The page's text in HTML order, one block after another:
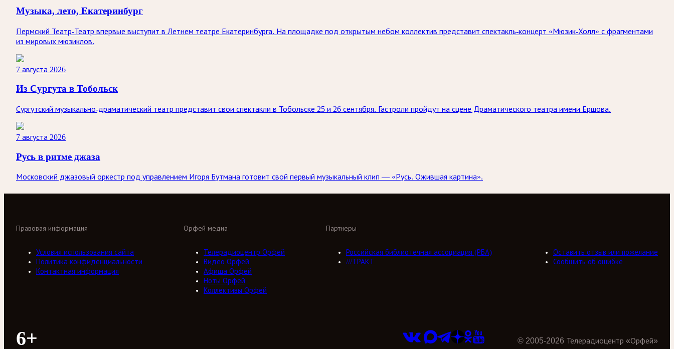
Музыка, лето, Екатеринбург
Пермский Театр-Театр впервые выступит в Летнем театре Екатеринбурга. На площадке под открытым небом коллектив представит спектакль-концерт «Мюзик-Холл» с фрагментами
из мировых мюзиклов.
7 августа 2026
Из Сургута в Тобольск
Сургутский музыкально-драматический театр представит свои спектакли в Тобольске 25 и 26 сентября. Гастроли пройдут на сцене Драматического театра имени Ершова.
7 августа 2026
Русь в ритме джаза
Московский джазовый оркестр под управлением Игоря Бутмана готовит свой первый музыкальный клип — «Русь. Ожившая картина».
Орфей медиа
Телерадиоцентр Орфей
Видео Орфей
Афиша Орфей
Ноты Орфей
Коллективы Орфей
Партнеры
Российская библиотечная ассоциация (РБА)
///ТРАКТ
Правовая информация
Условия использования сайта
Политика конфиденциальности
Контактная информация
Оставить отзыв или пожелание
Сообщить об ошибке
6+ © 2005-2026 Телерадиоцентр «Орфей»